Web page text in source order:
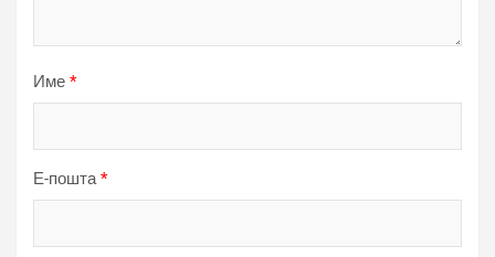
Име *
Е-пошта*